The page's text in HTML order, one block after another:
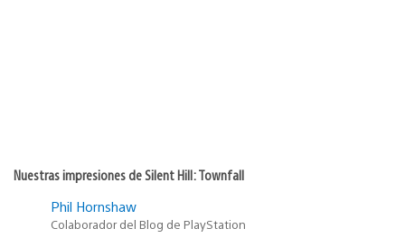
Nuestras impresiones de Silent Hill: Townfall
Phil Hornshaw
Colaborador del Blog de PlayStation